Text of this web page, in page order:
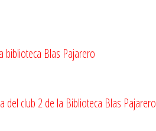
biblioteca Blas Pajarero
del club 2 de la Biblioteca Blas Pajarero